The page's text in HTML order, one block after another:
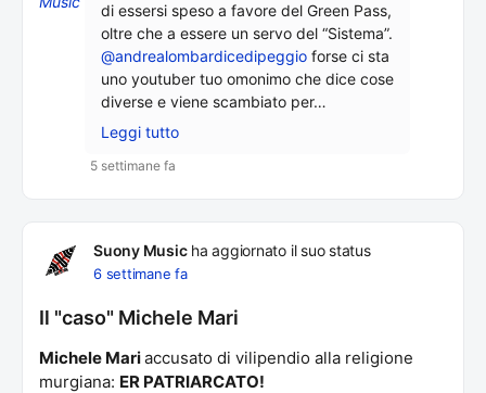
di essersi speso a favore del Green Pass,
oltre che a essere un servo del “Sistema”.
@andrealombardicedipeggio forse ci sta
uno youtuber tuo omonimo che dice cose
diverse e viene scambiato per…
Leggi tutto
5 settimane fa
Suony Musicha aggiornato il suo status
6 settimane fa
Il "caso" Michele Mari
Michele Mariaccusato di vilipendio alla religione
murgiana: ER PATRIARCATO!